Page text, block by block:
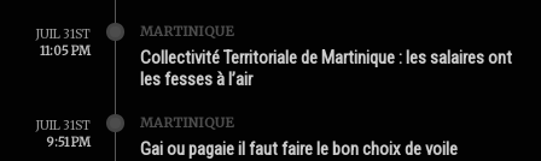
JUIL 31ST
11:05 PM
MARTINIQUE
Collectivité Territoriale de Martinique : les salaires ont
les fesses à l’air
JUIL 31ST
9:51 PM
MARTINIQUE
Gai ou pagaie il faut faire le bon choix de voile